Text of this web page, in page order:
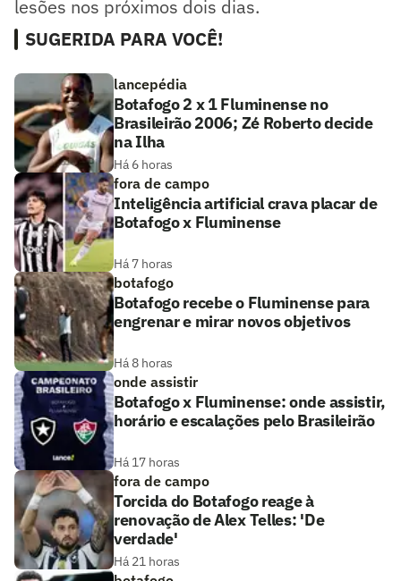
lesões nos próximos dois dias.
SUGERIDA PARA VOCÊ!
lancepédia
Botafogo 2 x 1 Fluminense no
Brasileirão 2006; Zé Roberto decide
na Ilha
Há 6 horas
fora de campo
Inteligência artificial crava placar de
Botafogo x Fluminense
Há 7 horas
botafogo
Botafogo recebe o Fluminense para
engrenar e mirar novos objetivos
Há 8 horas
onde assistir
Botafogo x Fluminense: onde assistir,
horário e escalações pelo Brasileirão
Há 17 horas
fora de campo
Torcida do Botafogo reage à
renovação de Alex Telles: 'De
verdade'
Há 21 horas